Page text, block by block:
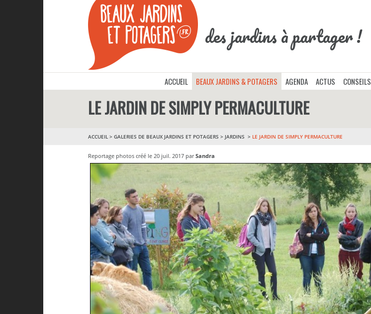
des jardins à partager !
ACCUEIL BEAUX JARDINS & POTAGERS AGENDA ACTUS CONSEILS
LE JARDIN DE SIMPLY PERMACULTURE
ACCUEIL > GALERIES DE BEAUX JARDINS ET POTAGERS > JARDINS LE JARDIN DE SIMPLY PERMACULTURE
Reportage photos créé le 20 juil. 2017 parSandra